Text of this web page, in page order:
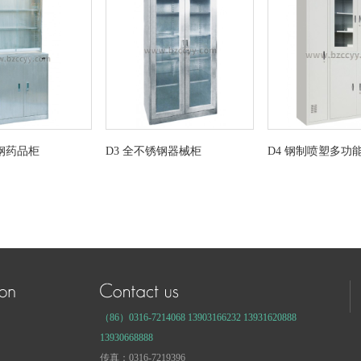
药品柜 D3 全不锈钢器械柜 D4 钢制喷塑多功
（86）0316-7214068 13903166232 13931620888
13930668888
传真：0316-7219396